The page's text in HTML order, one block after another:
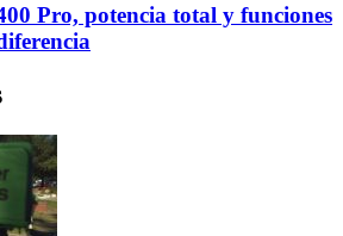
Pro, potencia total y funciones